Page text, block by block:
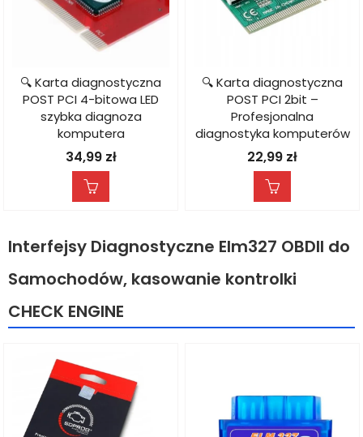
🔍 Karta diagnostyczna
POST PCI 4-bitowa LED
szybka diagnoza
komputera
34,99 zł
🔍 Karta diagnostyczna
POST PCI 2bit –
Profesjonalna
diagnostyka komputerów
22,99 zł
Interfejsy Diagnostyczne Elm327 OBDII do
Samochodów, kasowanie kontrolki
CHECK ENGINE